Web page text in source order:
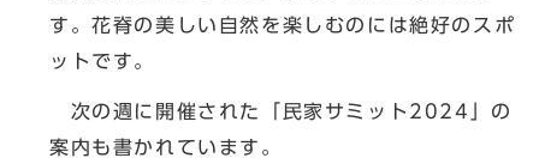
す。花脊の美しい自然を楽しむのには絶好のスポ
ットです。
次の週に開催された「民家サミット2024」の
案内も書かれています。